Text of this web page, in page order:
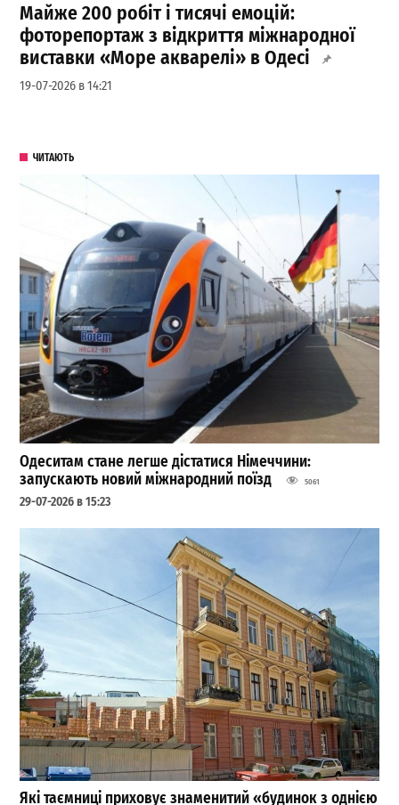
Майже 200 робіт і тисячі емоцій:
фоторепортаж з відкриття міжнародної
виставки «Море акварелі» в Одесі
19-07-2026 в 14:21
ЧИТАЮТЬ
Одеситам стане легше дістатися Німеччини:
запускають новий міжнародний поїзд
5061
29-07-2026 в 15:23
Які таємниці приховує знаменитий «будинок з однією